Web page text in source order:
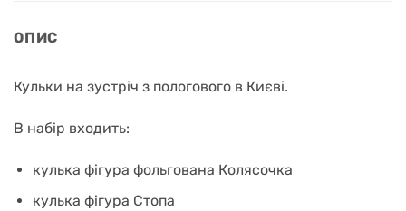
ОПИС
Кульки на зустріч з пологового в Києві.
В набір входить:
кулька фігура фольгована Колясочка
кулька фігура Стопа